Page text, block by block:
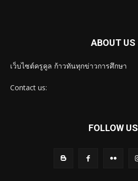
ABOUT US
เว็บไซต์ครูคูล ก้าวทันทุกข่าวการศึกษา
Contact us:
FOLLOW US